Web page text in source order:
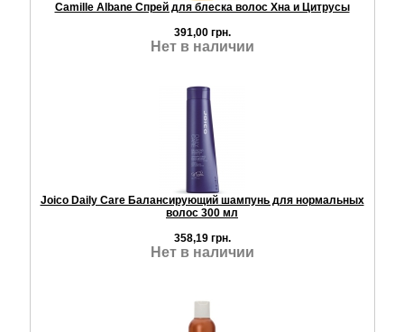
Camille Albane Спрей для блеска волос Хна и Цитрусы
391,00 грн.
Нет в наличии
Joico Daily Care Балансирующий шампунь для нормальных
волос 300 мл
358,19 грн.
Нет в наличии